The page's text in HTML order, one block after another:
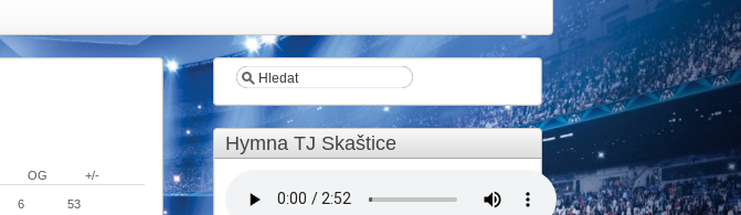
OG +/-
6 53
Hymna TJ Skaštice